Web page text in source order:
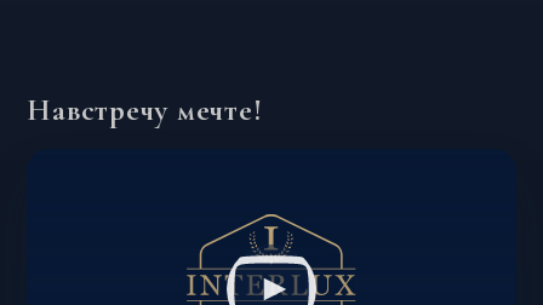
Навстречу мечте!